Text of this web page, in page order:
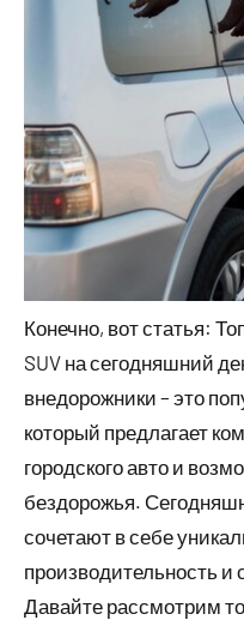
Конечно, вот статья:
SUV на сегодняшний
внедорожники – это
который предлагает
городского авто и
бездорожья.
сочетают в себе
производительность и
Давайте рассмотрим